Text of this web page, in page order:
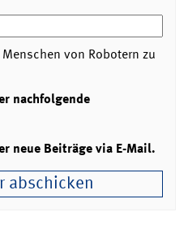
von Robotern zu
nachfolgende
neue Beiträge via E-Mail.